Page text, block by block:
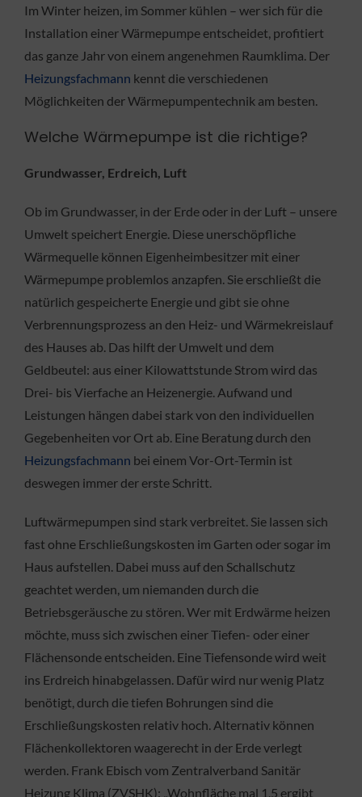
Im Winter heizen, im Sommer kühlen – wer sich für die
Installation einer Wärmepumpe entscheidet, profitiert
das ganze Jahr von einem angenehmen Raumklima. Der
Heizungsfachmann kennt die verschiedenen
Möglichkeiten der Wärmepumpentechnik am besten.
Welche Wärmepumpe ist die richtige?
Grundwasser, Erdreich, Luft
Ob im Grundwasser, in der Erde oder in der Luft – unsere
Umwelt speichert Energie. Diese unerschöpfliche
Wärmequelle können Eigenheimbesitzer mit einer
Wärmepumpe problemlos anzapfen. Sie erschließt die
natürlich gespeicherte Energie und gibt sie ohne
Verbrennungsprozess an den Heiz- und Wärmekreislauf
des Hauses ab. Das hilft der Umwelt und dem
Geldbeutel: aus einer Kilowattstunde Strom wird das
Drei- bis Vierfache an Heizenergie. Aufwand und
Leistungen hängen dabei stark von den individuellen
Gegebenheiten vor Ort ab. Eine Beratung durch den
Heizungsfachmann bei einem Vor-Ort-Termin ist
deswegen immer der erste Schritt.
Luftwärmepumpen sind stark verbreitet. Sie lassen sich
fast ohne Erschließungskosten im Garten oder sogar im
Haus aufstellen. Dabei muss auf den Schallschutz
geachtet werden, um niemanden durch die
Betriebsgeräusche zu stören. Wer mit Erdwärme heizen
möchte, muss sich zwischen einer Tiefen- oder einer
Flächensonde entscheiden. Eine Tiefensonde wird weit
ins Erdreich hinabgelassen. Dafür wird nur wenig Platz
benötigt, durch die tiefen Bohrungen sind die
Erschließungskosten relativ hoch. Alternativ können
Flächenkollektoren waagerecht in der Erde verlegt
werden. Frank Ebisch vom Zentralverband Sanitär
Heizung Klima (ZVSHK): „Wohnfläche mal 1,5 ergibt